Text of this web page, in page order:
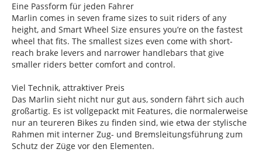
Eine Passform für jeden Fahrer
Marlin comes in seven frame sizes to suit riders of any
height, and Smart Wheel Size ensures you’re on the fastest
wheel that fits. The smallest sizes even come with short-
reach brake levers and narrower handlebars that give
smaller riders better comfort and control.
Viel Technik, attraktiver Preis
Das Marlin sieht nicht nur gut aus, sondern fährt sich auch
großartig. Es ist vollgepackt mit Features, die normalerweise
nur an teureren Bikes zu finden sind, wie etwa der stylische
Rahmen mit interner Zug- und Bremsleitungsführung zum
Schutz der Züge vor den Elementen.